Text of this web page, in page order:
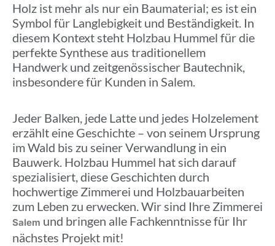
Holz ist mehr als nur ein Baumaterial; es ist ein
Symbol für Langlebigkeit und Beständigkeit. In
diesem Kontext steht Holzbau Hummel für die
perfekte Synthese aus traditionellem
Handwerk und zeitgenössischer Bautechnik,
insbesondere für Kunden in Salem.
Jeder Balken, jede Latte und jedes Holzelement
erzählt eine Geschichte – von seinem Ursprung
im Wald bis zu seiner Verwandlung in ein
Bauwerk. Holzbau Hummel hat sich darauf
spezialisiert, diese Geschichten durch
hochwertige Zimmerei und Holzbauarbeiten
zum Leben zu erwecken. Wir sind Ihre Zimmerei
Salem und bringen alle Fachkenntnisse für Ihr
nächstes Projekt mit!